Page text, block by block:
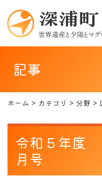
記事
ホーム カテゴリ 分野
令和５年度
月号